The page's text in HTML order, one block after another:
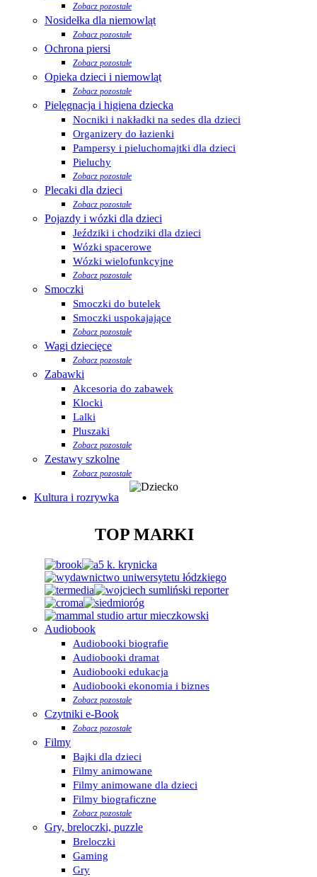
Zobacz pozostałe
Nosidełka dla niemowląt
Zobacz pozostałe
Ochrona piersi
Zobacz pozostałe
Opieka dzieci i niemowląt
Zobacz pozostałe
Pielęgnacja i higiena dziecka
Nocniki i nakładki na sedes dla dzieci
Organizery do łazienki
Pampersy i pieluchomajtki dla dzieci
Pieluchy
Zobacz pozostałe
Plecaki dla dzieci
Zobacz pozostałe
Pojazdy i wózki dla dzieci
Jeździki i chodziki dla dzieci
Wózki spacerowe
Wózki wielofunkcyjne
Zobacz pozostałe
Smoczki
Smoczki do butelek
Smoczki uspokajające
Zobacz pozostałe
Wagi dziecięce
Zobacz pozostałe
Zabawki
Akcesoria do zabawek
Klocki
Lalki
Pluszaki
Zobacz pozostałe
Zestawy szkolne
Zobacz pozostałe
Kultura i rozrywka
TOP MARKI
Audiobook
Audiobooki biografie
Audiobooki dramat
Audiobooki edukacja
Audiobooki ekonomia i biznes
Zobacz pozostałe
Czytniki e-Book
Zobacz pozostałe
Filmy
Bajki dla dzieci
Filmy animowane
Filmy animowane dla dzieci
Filmy biograficzne
Zobacz pozostałe
Gry, breloczki, puzzle
Breloczki
Gaming
Gry